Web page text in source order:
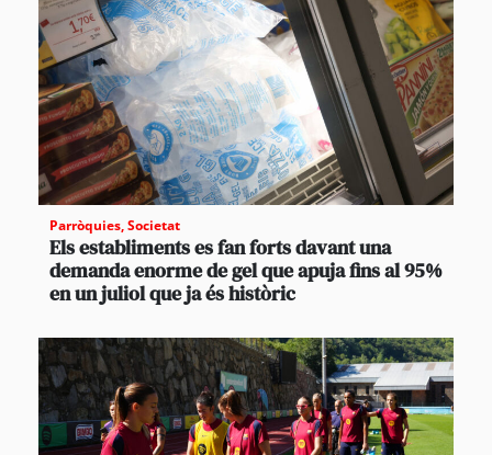
Parròquies,Societat
Els establiments es fan forts davant una
demanda enorme de gel que apuja fins al 95%
en un juliol que ja és històric